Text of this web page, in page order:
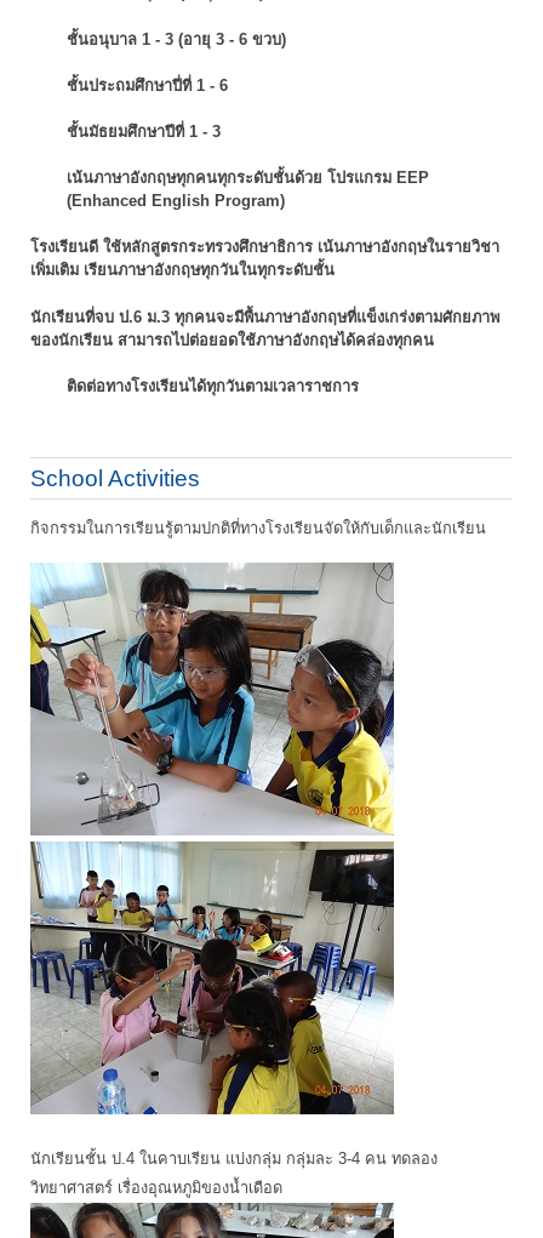
ชั้นอนุบาล 1 - 3 (อายุ 3 - 6 ขวบ)
ชั้นประถมศึกษาปี่ที่ 1 - 6
ชั้นมัธยมศึกษาปีที่ 1 - 3
เน้นภาษาอังกฤษทุกคนทุกระดับชั้นด้วย โปรแกรม EEP
(Enhanced English Program)
โรงเรียนดี ใช้หลักสูตรกระทรวงศึกษาธิการ เน้นภาษาอังกฤษในรายวิชา
เพิ่มเติม เรียนภาษาอังกฤษทุกวันในทุกระดับชั้น
นักเรียนที่จบ ป.6 ม.3 ทุกคนจะมีพื้นภาษาอังกฤษที่แข็งเกร่งตามศักยภาพ
ของนักเรียน สามารถไปต่อยอดใช้ภาษาอังกฤษได้คล่องทุกคน
ติดต่อทางโรงเรียนได้ทุกวันตามเวลาราชการ
School Activities
กิจกรรมในการเรียนรู้ตามปกติที่ทางโรงเรียนจัดให้กับเด็กและนักเรียน
นักเรียนชั้น ป.4 ในคาบเรียน แบ่งกลุ่ม กลุ่มละ 3-4 คน ทดลอง
วิทยาศาสตร์ เรื่องอุณหภูมิของน้ำเดือด